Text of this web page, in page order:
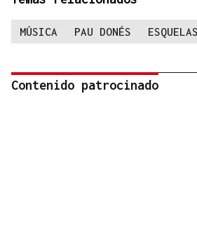
MÚSICA PAU DONÉS ESQUELAS
Contenido patrocinado